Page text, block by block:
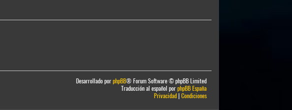
Desarrollado porphpBB® Forum Software © phpBB Limited
Traducción al español porphpBB España
Privacidad| Condiciones